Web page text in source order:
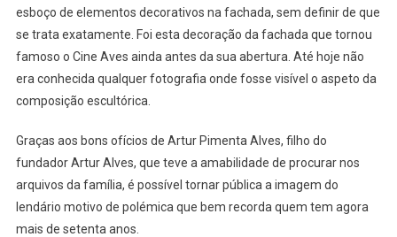
esboço de elementos decorativos na fachada, sem definir de que
se trata exatamente. Foi esta decoração da fachada que tornou
famoso o Cine Aves ainda antes da sua abertura. Até hoje não
era conhecida qualquer fotografia onde fosse visível o aspeto da
composição escultórica.
Graças aos bons ofícios de Artur Pimenta Alves, filho do
fundador Artur Alves, que teve a amabilidade de procurar nos
arquivos da família, é possível tornar pública a imagem do
lendário motivo de polémica que bem recorda quem tem agora
mais de setenta anos.